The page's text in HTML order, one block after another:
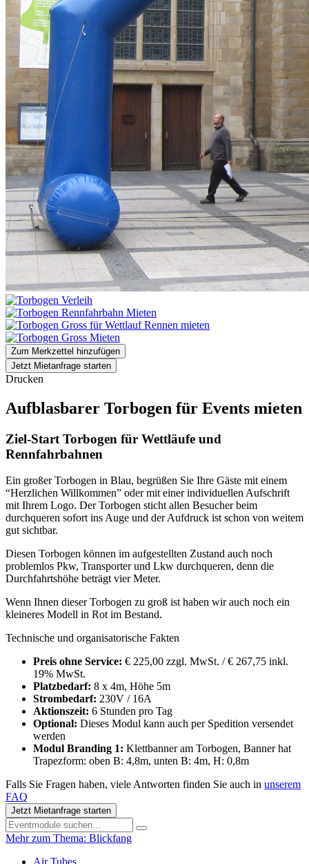
Zum Merkzettel hinzufügen
Jetzt Mietanfrage starten
Drucken
Aufblasbarer Torbogen für Events mieten
Ziel-Start Torbogen für Wettläufe und
Rennfahrbahnen
Ein großer Torbogen in Blau, begrüßen Sie Ihre Gäste mit einem
“Herzlichen Willkommen” oder mit einer individuellen Aufschrift
mit Ihrem Logo. Der Torbogen sticht allen Besucher beim
durchqueren sofort ins Auge und der Aufdruck ist schon von weitem
gut sichtbar.
Diesen Torbogen können im aufgestellten Zustand auch noch
problemlos Pkw, Transporter und Lkw durchqueren, denn die
Durchfahrtshöhe beträgt vier Meter.
Wenn Ihnen dieser Torbogen zu groß ist haben wir auch noch ein
kleineres Modell in Rot im Bestand.
Technische und organisatorische Fakten
Preis ohne Service: € 225,00 zzgl. MwSt. / € 267,75 inkl.
19% MwSt.
Platzbedarf: 8 x 4m, Höhe 5m
Strombedarf: 230V / 16A
Aktionszeit: 6 Stunden pro Tag
Optional: Dieses Modul kann auch per Spedition versendet
werden
Modul Branding 1: Klettbanner am Torbogen, Banner hat
Trapezform: oben B: 4,8m, unten B: 4m, H: 0,8m
Falls Sie Fragen haben, viele Antworten finden Sie auch in unserem
FAQ
Jetzt Mietanfrage starten
Mehr zum Thema: Blickfang